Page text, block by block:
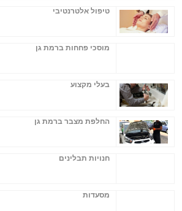
טיפול אלטרנטיבי
מוסכי פחחות ברמת גן
בעלי מקצוע
החלפת מצבר ברמת גן
חנויות תבלינים
מסעדות